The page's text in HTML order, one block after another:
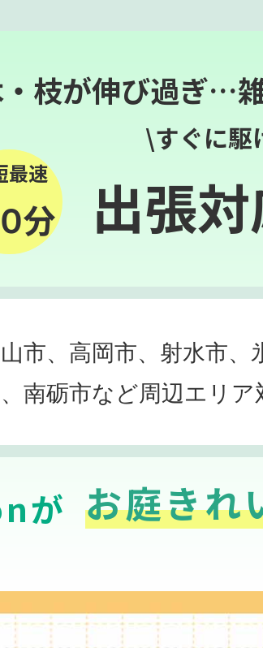
枝が伸び過ぎ…
最速
分
\すぐに駆
出張
市、高岡市、射水市、
南砺市など周辺エリア
が お庭きれ